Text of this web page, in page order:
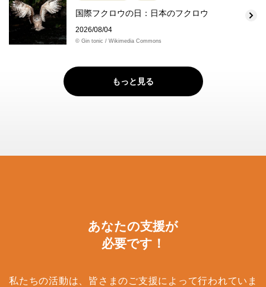
国際フクロウの日：日本のフクロウ
2026/08/04
© Gin tonic / Wikimedia Commons
もっと見る
あなたの支援が
必要です！
私たちの活動は、皆さまのご支援によって行われていま